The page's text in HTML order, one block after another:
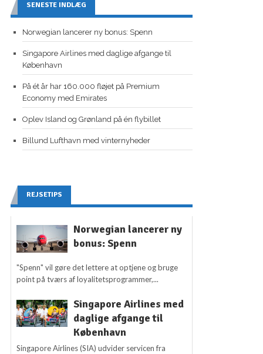
SENESTE INDLÆG
Norwegian lancerer ny bonus: Spenn
Singapore Airlines med daglige afgange til
København
På ét år har 160.000 fløjet på Premium
Economy med Emirates
Oplev Island og Grønland på én flybillet
Billund Lufthavn med vinternyheder
REJSETIPS
Norwegian lancerer ny
bonus: Spenn
"Spenn" vil gøre det lettere at optjene og bruge
point på tværs af loyalitetsprogrammer,...
Singapore Airlines med
daglige afgange til
København
Singapore Airlines (SIA) udvider servicen fra